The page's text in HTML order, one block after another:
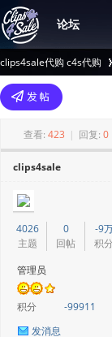
论坛
clips4sale代购 c4s代购
>
查看: 423 | 回复: 0
clips4sale
4026
主题
0
回帖
-9
积分
管理员
积分
-99911
发消息